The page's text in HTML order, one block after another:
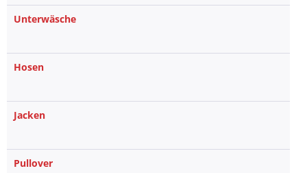
Unterwäsche
Hosen
Jacken
Pullover